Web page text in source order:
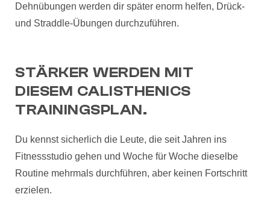
Dehnübungen werden dir später enorm helfen, Drück-
und Straddle-Übungen durchzuführen.
STÄRKER WERDEN MIT
DIESEM CALISTHENICS
TRAININGSPLAN.
Du kennst sicherlich die Leute, die seit Jahren ins
Fitnessstudio gehen und Woche für Woche dieselbe
Routine mehrmals durchführen, aber keinen Fortschritt
erzielen.